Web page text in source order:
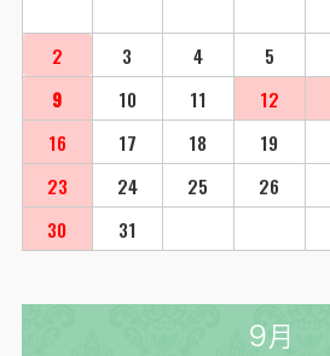
2
3 4 5
9
10 11 12
16
17 18 19
23
24 25 26
30
31
9月